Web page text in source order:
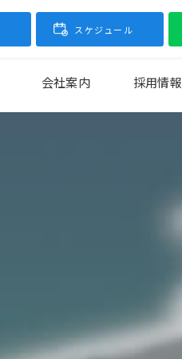
スケジュール
会社案内 採用情報